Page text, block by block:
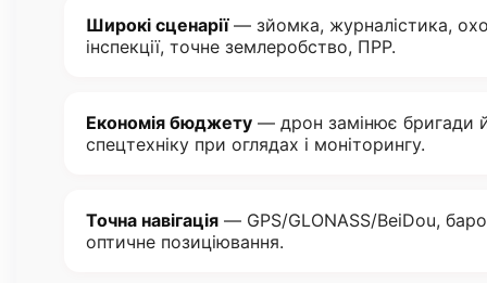
Широкі сценарії— зйомка, журналістика,
інспекції, точне землеробство, ПРР.
Економія бюджету — дрон замінює бригади
спецтехніку при оглядах і моніторингу.
Точна навігація — GPS/GLONASS/BeiDou,
оптичне позиціювання.